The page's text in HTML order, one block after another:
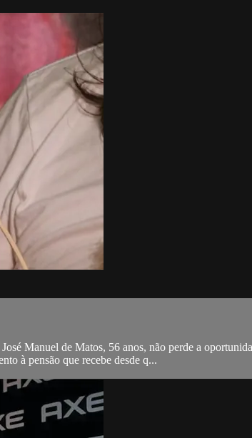
Manuel de Matos, 56 anos, não perde a
à pensão que recebe desde q...